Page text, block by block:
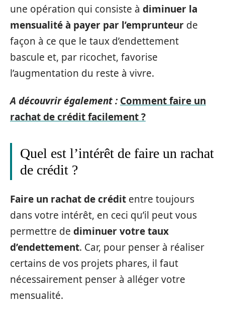
une opération qui consiste à diminuer la
mensualité à payer par l’emprunteur de
façon à ce que le taux d’endettement
bascule et, par ricochet, favorise
l’augmentation du reste à vivre.
A découvrir également : Comment faire un
rachat de crédit facilement ?
Quel est l’intérêt de faire un rachat
de crédit ?
Faire un rachat de crédit entre toujours
dans votre intérêt, en ceci qu’il peut vous
permettre de diminuer votre taux
d’endettement. Car, pour penser à réaliser
certains de vos projets phares, il faut
nécessairement penser à alléger votre
mensualité.